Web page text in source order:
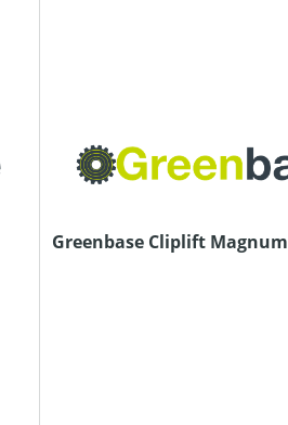
Greenbase Cliplift Magnum